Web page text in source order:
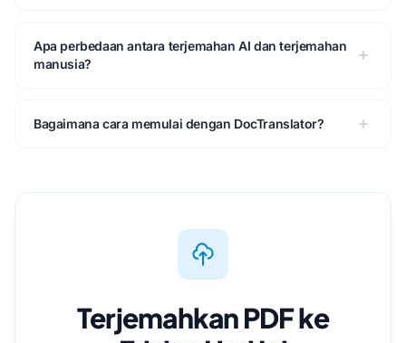
Apa perbedaan antara terjemahan AI dan terjemahan
manusia?
Bagaimana cara memulai dengan DocTranslator?
Terjemahkan PDF ke